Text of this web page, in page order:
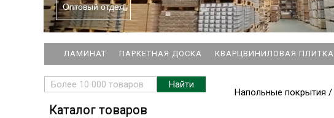
Оптовый отдел
ЛАМИНАТ ПАРКЕТНАЯ ДОСКА КВАРЦВИНИЛОВАЯ ПЛИТКА
Напольные покрытия /
Каталог товаров